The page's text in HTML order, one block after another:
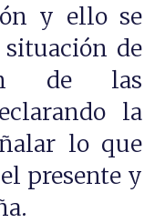
y ello se
de
de las
la
lo que
presente y